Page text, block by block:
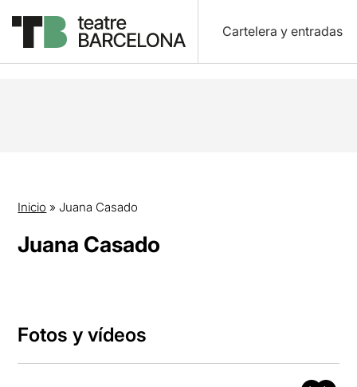
Cartelera y entradas
Inicio » Juana Casado
Juana Casado
Fotos y vídeos